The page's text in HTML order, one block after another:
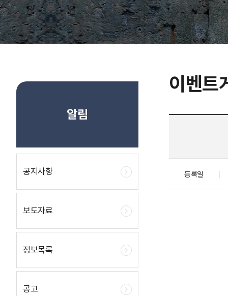
알림
공지사항
보도자료
정보목록
공고
이벤트
등록일